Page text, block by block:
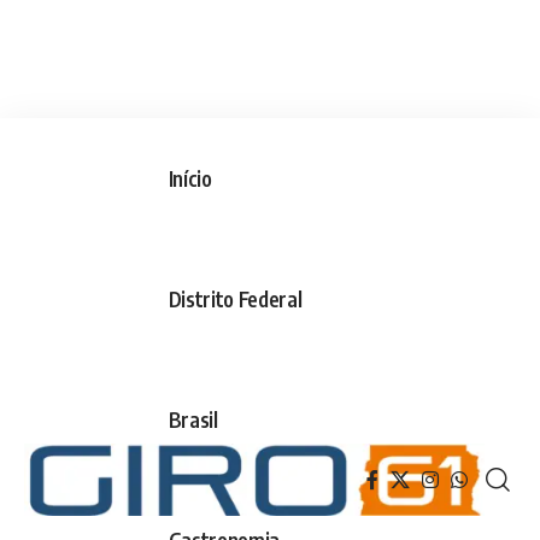
Início
Distrito Federal
Brasil